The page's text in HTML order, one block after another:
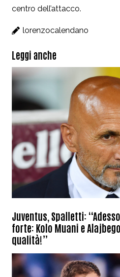
centro dell’attacco.
lorenzocalendano
Leggi anche
Juventus, Spalletti:
forte: Kolo Muani e
qualità!”